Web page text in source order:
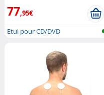
77,95€
Etui pour CD/DVD